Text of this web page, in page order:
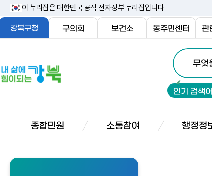
문
내
바
이 누리집은 대한민국 공식 전자정부 누리집입니다.
강북구청 구의회 보건소 동주민센터 관
삶
에
통
합
검
색
무엇
인기 검색
종합민원 소통참여 행정정